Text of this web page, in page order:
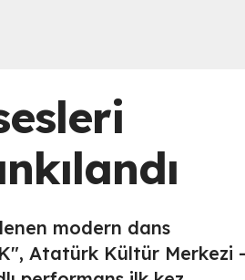
modern dans
Atatürk Kültür Merkezi -